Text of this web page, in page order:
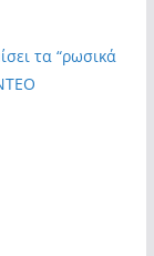
τα “ρωσικά